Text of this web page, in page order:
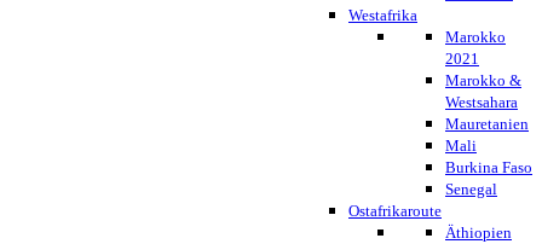
Westafrika
Marokko
2021
Marokko &
Westsahara
Mauretanien
Mali
Burkina Faso
Senegal
Ostafrikaroute
Äthiopien